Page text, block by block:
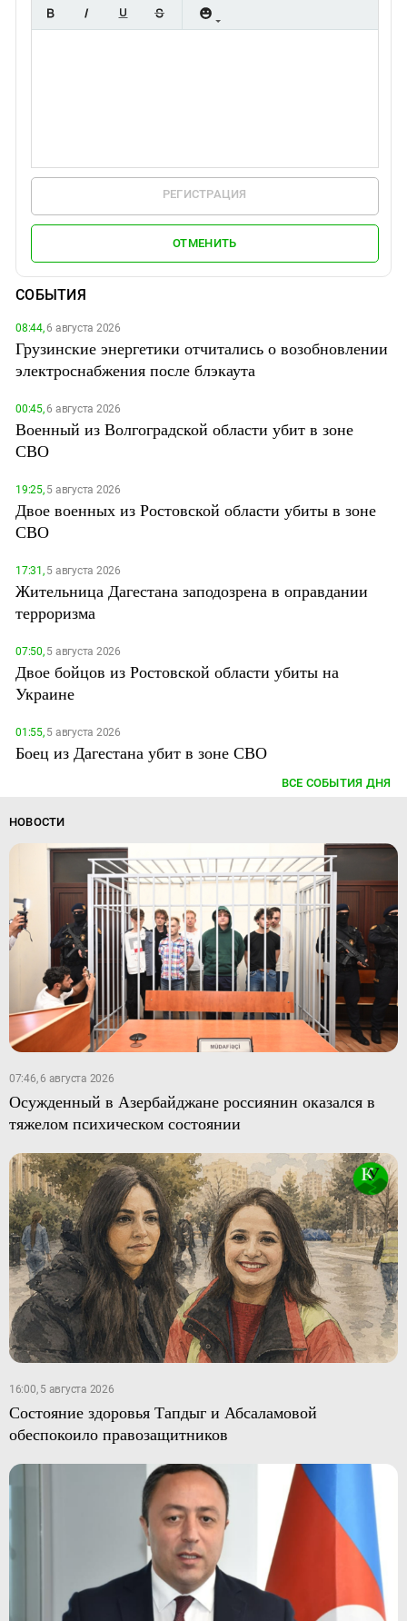
РЕГИСТРАЦИЯ
ОТМЕНИТЬ
СОБЫТИЯ
08:44,6 августа 2026
Грузинские энергетики отчитались о возобновлении
электроснабжения после блэкаута
00:45,6 августа 2026
Военный из Волгоградской области убит в зоне
СВО
19:25,5 августа 2026
Двое военных из Ростовской области убиты в зоне
СВО
17:31,5 августа 2026
Жительница Дагестана заподозрена в оправдании
терроризма
07:50,5 августа 2026
Двое бойцов из Ростовской области убиты на
Украине
01:55,5 августа 2026
Боец из Дагестана убит в зоне СВО
ВСЕ СОБЫТИЯ ДНЯ
НОВОСТИ
07:46, 6 августа 2026
Осужденный в Азербайджане россиянин оказался в
тяжелом психическом состоянии
16:00, 5 августа 2026
Состояние здоровья Тапдыг и Абсаламовой
обеспокоило правозащитников